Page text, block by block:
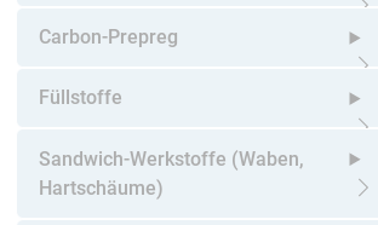
Carbon-Prepreg
Füllstoffe
Sandwich-Werkstoffe (Waben,
Hartschäume)